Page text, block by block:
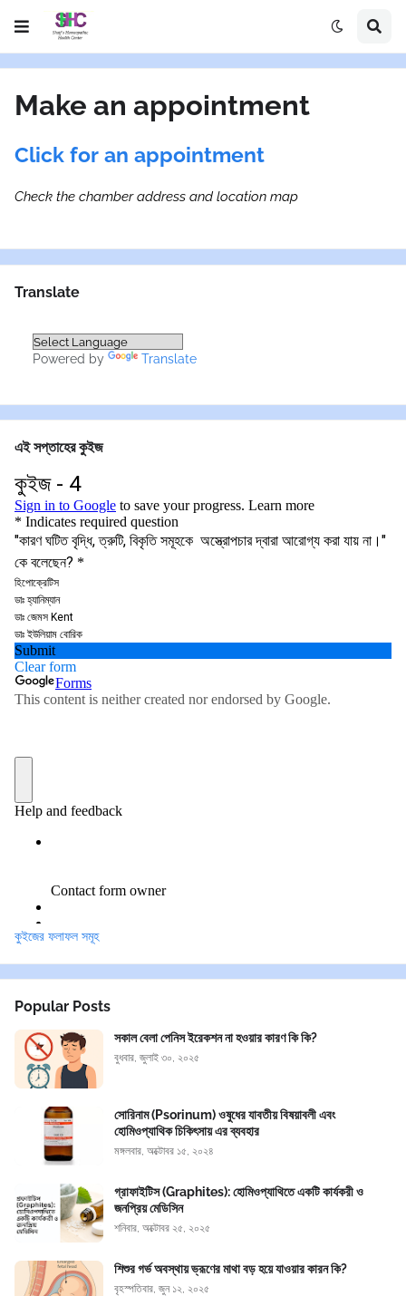
Make an appointment
Click for an appointment
Check the chamber address and location map
Translate
Powered by Translate
এই সপ্তাহের কুইজ
কুইজের ফলাফল সমূহ
Popular Posts
সকাল বেলা পেনিস ইরেকশন না হওয়ার কারণ কি কি?
বুধবার, জুলাই ৩০, ২০২৫
সোরিনাম (Psorinum) ওষুধের যাবতীয় বিষয়াবলী এবং
হোমিওপ্যাথিক চিকিৎসায় এর ব্যবহার
মঙ্গলবার, অক্টোবর ১৫, ২০২৪
গ্রাফাইটিস (Graphites): হোমিওপ্যাথিতে একটি কার্যকরী ও
জনপ্রিয় মেডিসিন
শনিবার, অক্টোবর ২৫, ২০২৫
শিশুর গর্ভ অবস্থায় ভ্রূণের মাথা বড় হয়ে যাওয়ার কারন কি?
বৃহস্পতিবার, জুন ১২, ২০২৫